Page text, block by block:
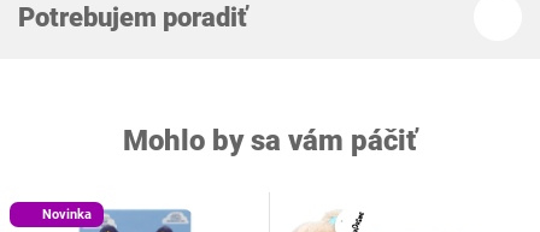
Potrebujem poradiť
Mohlo by sa vám páčiť
Novinka